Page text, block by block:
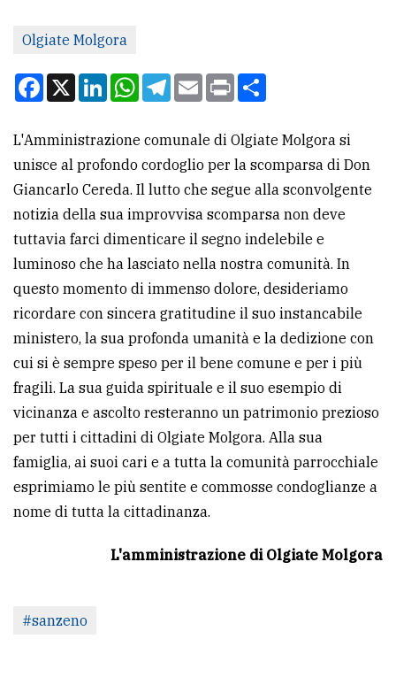
Per
tua
CERCA
Cerca
per
comune
Ricerca
avanzata
LE
ALTRE
TESTATE
policy
Olgiate Molgora
Facebook
X LinkedInWhatsApp
Telegram
EmailPrint
L'Amministrazione comunale di Olgiate Molgora si
unisce al profondo cordoglio per la scomparsa di Don
Giancarlo Cereda. Il lutto che segue alla sconvolgente
notizia della sua improvvisa scomparsa non deve
tuttavia farci dimenticare il segno indelebile e
luminoso che ha lasciato nella nostra comunità. In
questo momento di immenso dolore, desideriamo
ricordare con sincera gratitudine il suo instancabile
ministero, la sua profonda umanità e la dedizione con
cui si è sempre speso per il bene comune e per i più
fragili. La sua guida spirituale e il suo esempio di
vicinanza e ascolto resteranno un patrimonio prezioso
per tutti i cittadini di Olgiate Molgora. Alla sua
famiglia, ai suoi cari e a tutta la comunità parrocchiale
esprimiamo le più sentite e commosse condoglianze a
nome di tutta la cittadinanza.
L'amministrazione di Olgiate Molgora
#sanzeno